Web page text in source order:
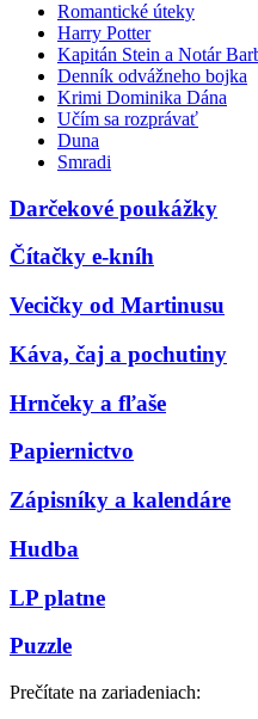
Romantické úteky
Harry Potter
Kapitán Stein a Notár
Denník odvážneho bojka
Krimi Dominika Dána
Učím sa rozprávať
Duna
Smradi
Darčekové poukážky
Čítačky e-kníh
Vecičky od Martinusu
Káva, čaj a pochutiny
Hrnčeky a fľaše
Papiernictvo
Zápisníky a kalendáre
Hudba
LP platne
Puzzle
Prečítate na zariadeniach: